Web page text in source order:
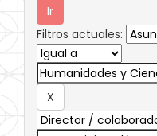
Filtros actuales: